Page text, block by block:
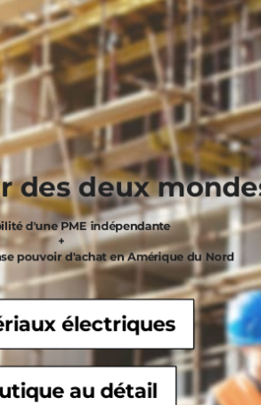
des deux
d'une PME indépendante
+
pouvoir d'achat en Amérique du Nord
électriques
au détail